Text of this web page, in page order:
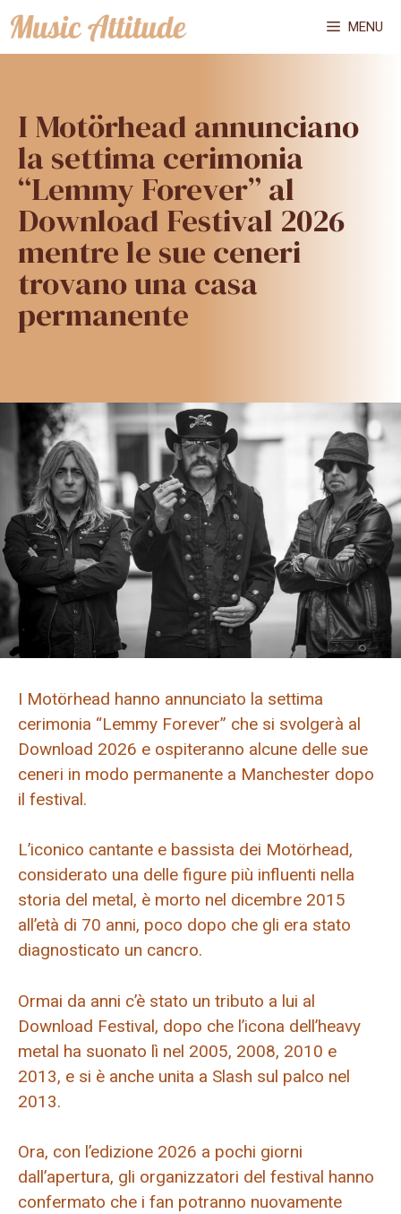
Vai
al
MENU
I Motörhead annunciano
la settima cerimonia
“Lemmy Forever” al
Download Festival 2026
mentre le sue ceneri
trovano una casa
permanente
I Motörhead hanno annunciato la settima
cerimonia “Lemmy Forever” che si svolgerà al
Download 2026 e ospiteranno alcune delle sue
ceneri in modo permanente a Manchester dopo
il festival.
L’iconico cantante e bassista dei Motörhead,
considerato una delle figure più influenti nella
storia del metal, è morto nel dicembre 2015
all’età di 70 anni, poco dopo che gli era stato
diagnosticato un cancro.
Ormai da anni c’è stato un tributo a lui al
Download Festival, dopo che l’icona dell’heavy
metal ha suonato lì nel 2005, 2008, 2010 e
2013, e si è anche unita a Slash sul palco nel
2013.
Ora, con l’edizione 2026 a pochi giorni
dall’apertura, gli organizzatori del festival hanno
confermato che i fan potranno nuovamente